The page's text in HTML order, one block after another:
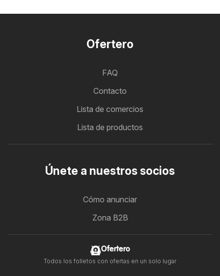
Ofertero
FAQ
Contacto
Lista de comercios
Lista de productos
Únete a nuestros socios
Cómo anunciar
Zona B2B
Ofertero
Todos los folletos con ofertas en un solo lugar